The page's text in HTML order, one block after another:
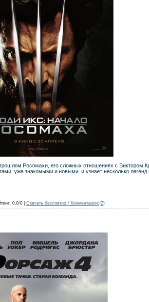
Росомахи, его сложных отношениях с Виктором
уже знакомыми и новыми, и узнает несколько легенд
0.0/0 | Скачать бесплатно / Комментарии:(2)